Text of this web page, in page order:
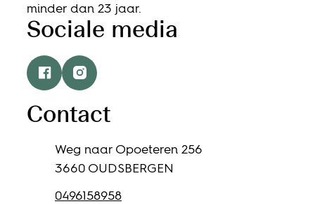
minder dan 23 jaar.
Sociale media
FacebookInstagram
Contact
AdresWeg naar Opoeteren 256
,3660 OUDSBERGEN
0496158958